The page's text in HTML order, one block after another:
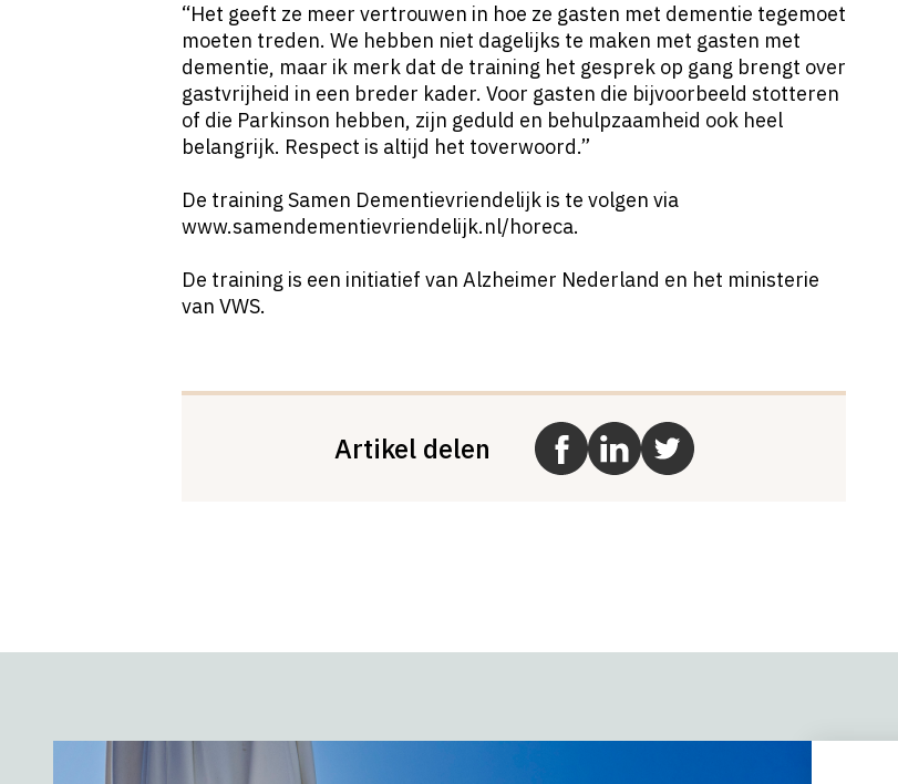
“Het geeft ze meer vertrouwen in hoe ze gasten met dementie tegemoet
moeten treden. We hebben niet dagelijks te maken met gasten met
dementie, maar ik merk dat de training het gesprek op gang brengt over
gastvrijheid in een breder kader. Voor gasten die bijvoorbeeld stotteren
of die Parkinson hebben, zijn geduld en behulpzaamheid ook heel
belangrijk. Respect is altijd het toverwoord.”
De training Samen Dementievriendelijk is te volgen via
www.samendementievriendelijk.nl/horeca.
De training is een initiatief van Alzheimer Nederland en het ministerie
van VWS.
Artikel delen